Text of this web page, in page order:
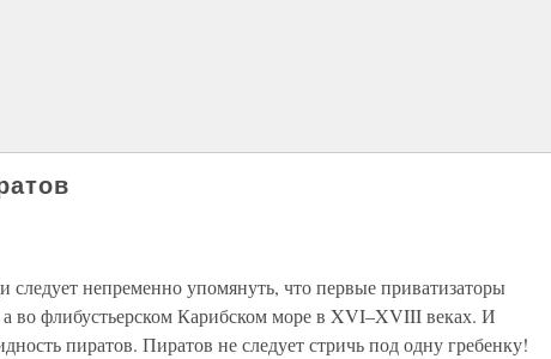
следует непременно упомянуть, что первые приватизаторы
а во флибустьерском Карибском море в XVI–XVIII веках. И
пиратов. Пиратов не следует стричь под одну гребенку!